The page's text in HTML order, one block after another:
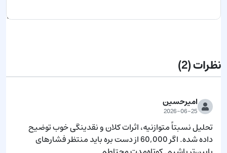
نظرات(2)
امیرحسین
2026-06-25